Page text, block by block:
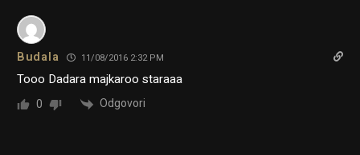
Budala 11/08/2016 2:32 PM
Tooo Dadara majkaroo staraaa
0 Odgovori